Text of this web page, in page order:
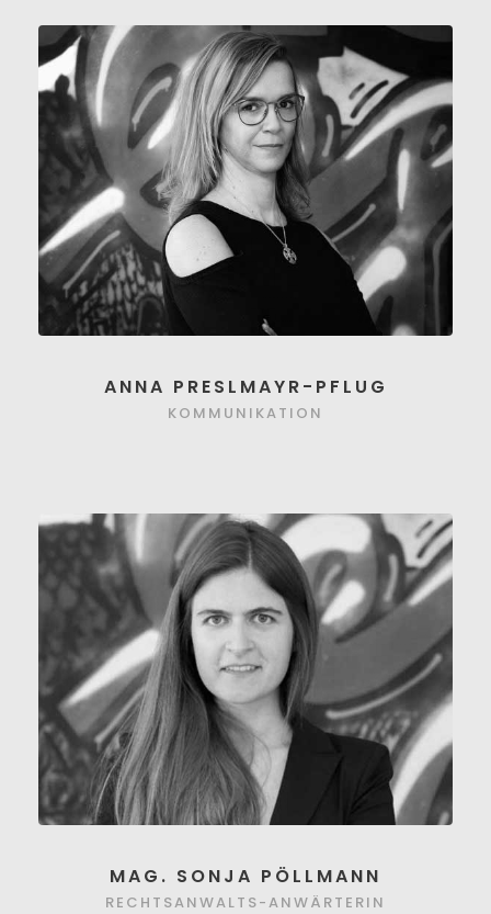
ANNA PRESLMAYR-PFLUG
KOMMUNIKATION
MAG. SONJA PÖLLMANN
RECHTSANWALTS-ANWÄRTERIN